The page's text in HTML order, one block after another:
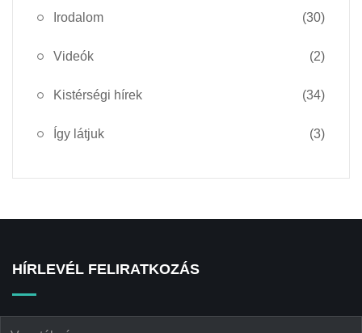
Irodalom (30)
Videók (2)
Kistérségi hírek (34)
Így látjuk (3)
HÍRLEVÉL FELIRATKOZÁS